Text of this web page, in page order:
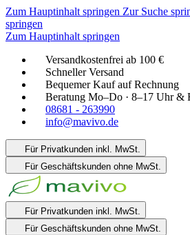
Zum Hauptinhalt springen Zur Suche
springen
Zum Hauptinhalt springen
Versandkostenfrei ab 100 €
Schneller Versand
Bequemer Kauf auf Rechnung
Beratung Mo–Do · 8–17 Uhr &
08681 - 263990
info@mavivo.de
Für Privatkunden inkl. MwSt.
Für Geschäftskunden ohne MwSt.
Für Privatkunden inkl. MwSt.
Für Geschäftskunden ohne MwSt.